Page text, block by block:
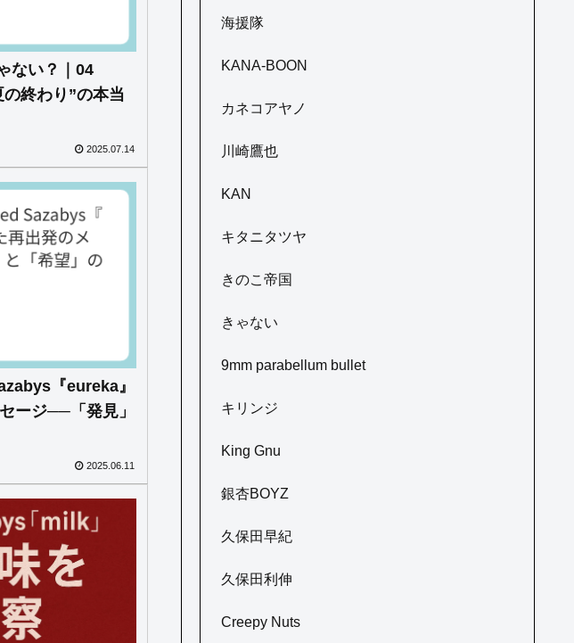
ない？｜04
終わり”の本当
2025.07.14
『eureka』
ージ──「発見」
2025.06.11
海援隊
KANA-BOON
カネコアヤノ
川崎鷹也
KAN
キタニタツヤ
きのこ帝国
きゃない
9mm parabellum bullet
キリンジ
King Gnu
銀杏BOYZ
久保田早紀
久保田利伸
Creepy Nuts